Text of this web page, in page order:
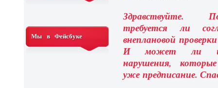
Здравствуйте.
требуется ли
внеплановой
И может ли
нарушения,
ужепредписание.
Мы в Фейсбуке